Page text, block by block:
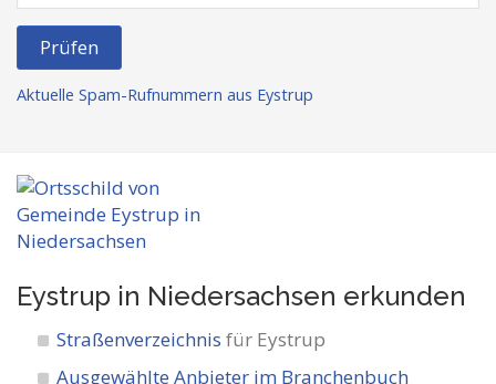
Prüfen
Aktuelle Spam-Rufnummern aus Eystrup
Eystrup in Niedersachsen erkunden
Straßenverzeichnis für Eystrup
Ausgewählte Anbieter im Branchenbuch